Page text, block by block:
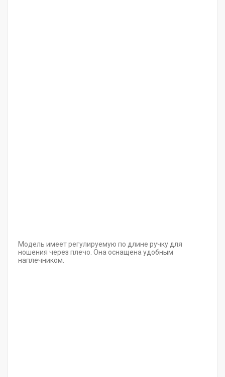
Модель имеет регулируемую по длине ручку для
ношения через плечо. Она оснащена удобным
наплечником.